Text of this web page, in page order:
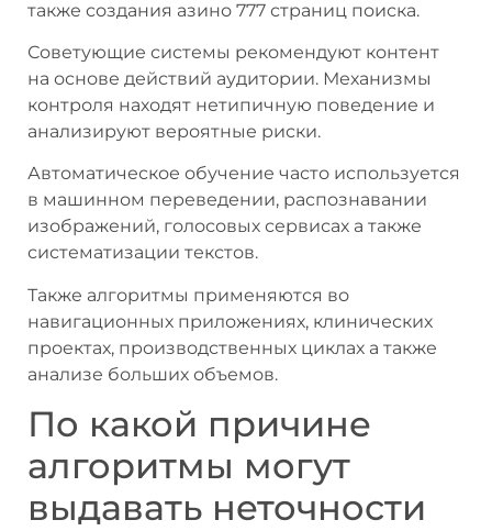
также создания азино 777 страниц поиска.
Советующие системы рекомендуют контент
на основе действий аудитории. Механизмы
контроля находят нетипичную поведение и
анализируют вероятные риски.
Автоматическое обучение часто используется
в машинном переведении, распознавании
изображений, голосовых сервисах а также
систематизации текстов.
Также алгоритмы применяются во
навигационных приложениях, клинических
проектах, производственных циклах а также
анализе больших объемов.
По какой причине
алгоритмы могут
выдавать неточности